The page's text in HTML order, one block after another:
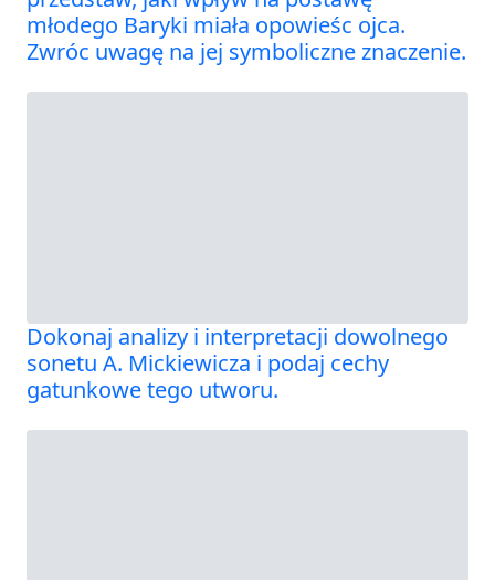
młodego Baryki miała opowieśc ojca.
Zwróc uwagę na jej symboliczne znaczenie.
Dokonaj analizy i interpretacji dowolnego
sonetu A. Mickiewicza i podaj cechy
gatunkowe tego utworu.